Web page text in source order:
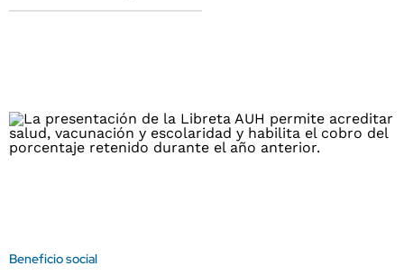
Beneficio social